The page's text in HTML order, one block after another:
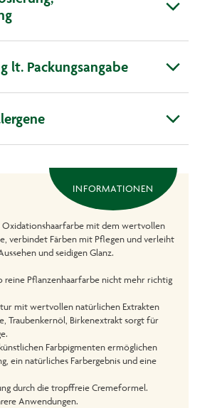
lt. Packungsangabe
INFORMATIONEN
mit dem wertvollen
verbindet Färben mit Pflegen und verleiht
und seidigen Glanz.
reine Pflanzenhaarfarbe nicht mehr richtig
mit wertvollen natürlichen Extrakten
Traubenkernöl, Birkenextrakt sorgt für
Farbpigmenten ermöglichen
ein natürliches Farbergebnis und eine
durch die tropffreie Cremeformel.
Anwendungen.